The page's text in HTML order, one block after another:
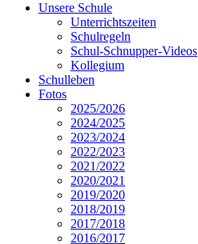
Unsere Schule
Unterrichtszeiten
Schulregeln
Schul-Schnupper-Videos
Kollegium
Schulleben
Fotos
2025/2026
2024/2025
2023/2024
2022/2023
2021/2022
2020/2021
2019/2020
2018/2019
2017/2018
2016/2017